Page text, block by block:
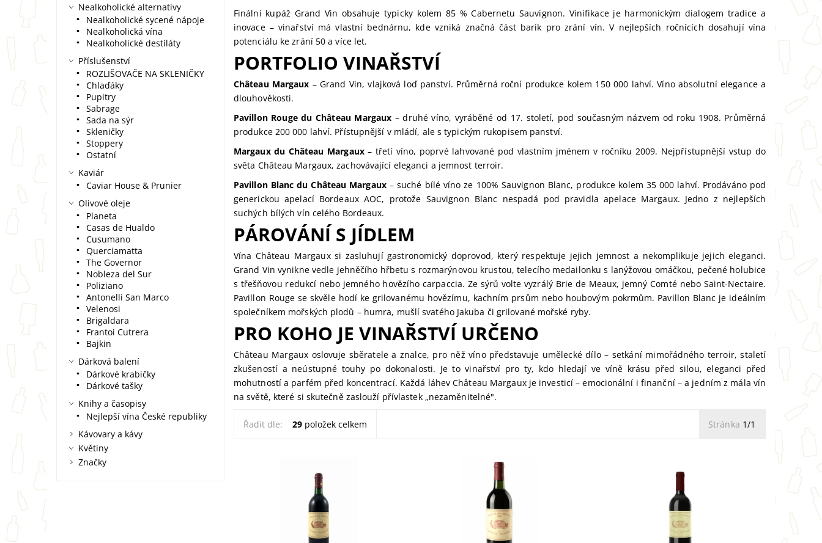
Finální kupáž Grand Vin obsahuje typicky kolem 85 % Cabernetu Sauvignon. Vinifikace je harmonickým dialogem tradice a
inovace – vinařství má vlastní bednárnu, kde vzniká značná část barik pro zrání vín. V nejlepších ročnících dosahují vína
potenciálu ke zrání 50 a více let.
PORTFOLIO VINAŘSTVÍ
Château Margaux – Grand Vin, vlajková loď panství. Průměrná roční produkce kolem 150 000 lahví. Víno absolutní elegance a
dlouhověkosti.
Pavillon Rouge du Château Margaux – druhé víno, vyráběné od 17. století, pod současným názvem od roku 1908. Průměrná
produkce 200 000 lahví. Přístupnější v mládí, ale s typickým rukopisem panství.
Margaux du Château Margaux– třetí víno, poprvé lahvované pod vlastním jménem v ročníku 2009. Nejpřístupnější vstup do
světa Château Margaux, zachovávající eleganci a jemnost terroir.
Pavillon Blanc du Château Margaux– suché bílé víno ze 100% Sauvignon Blanc, produkce kolem 35 000 lahví. Prodáváno pod
generickou apelací Bordeaux AOC, protože Sauvignon Blanc nespadá pod pravidla apelace Margaux. Jedno z nejlepších
suchých bílých vín celého Bordeaux.
PÁROVÁNÍ S JÍDLEM
Vína Château Margaux si zasluhují gastronomický doprovod, který respektuje jejich jemnost a nekomplikuje jejich eleganci.
Grand Vin vynikne vedle jehněčího hřbetu s rozmarýnovou krustou, telecího medailonku s lanýžovou omáčkou, pečené holubice
s třešňovou redukcí nebo jemného hovězího carpaccia. Ze sýrů volte vyzrálý Brie de Meaux, jemný Comté nebo Saint-Nectaire.
Pavillon Rouge se skvěle hodí ke grilovanému hovězímu, kachním prsům nebo houbovým pokrmům. Pavillon Blanc je ideálním
společníkem mořských plodů – humra, mušlí svatého Jakuba či grilované mořské ryby.
PRO KOHO JE VINAŘSTVÍ URČENO
Château Margaux oslovuje sběratele a znalce, pro něž víno představuje umělecké dílo – setkání mimořádného terroir, staletí
zkušeností a neústupné touhy po dokonalosti. Je to vinařství pro ty, kdo hledají ve víně krásu před silou, eleganci před
mohutností a parfém před koncentrací. Každá láhev Château Margaux je investicí – emocionální i finanční – a jedním z mála vín
na světě, které si skutečně zaslouží přívlastek „nezaměnitelné".
Řadit dle: 29položek celkem Stránka 1/1
Pavillon Rouge du Chateau Margaux
1986: tekuté dědictví elegance.
Objevte vrchol zralosti a
sofistikovanosti. Harmonické chutě
černého ovoce,...
Pavillon Rouge du Chateau Margaux
1988 (0,75l) – legendární víno z
prestižního Château Margaux.
Objevte ikonickou zralost a eleganci
Pavillon Rouge du Chateau Margaux
1989 (0,75l): legendární elegance.
Vychutnejte si výjimečný ročník s
komplexními vůněmi a sametovými
Nealkoholické alternativy
Nealkoholické sycené nápoje
Nealkoholická vína
Nealkoholické destiláty
Příslušenství
ROZLIŠOVAČE NA SKLENIČKY
Chlaďáky
Pupitry
Sabrage
Sada na sýr
Skleničky
Stoppery
Ostatní
Kaviár
Caviar House & Prunier
Olivové oleje
Planeta
Casas de Hualdo
Cusumano
Querciamatta
The Governor
Nobleza del Sur
Poliziano
Antonelli San Marco
Velenosi
Brigaldara
Frantoi Cutrera
Bajkin
Dárková balení
Dárkové krabičky
Dárkové tašky
Knihy a časopisy
Nejlepší vína České republiky
Kávovary a kávy
Květiny
Značky